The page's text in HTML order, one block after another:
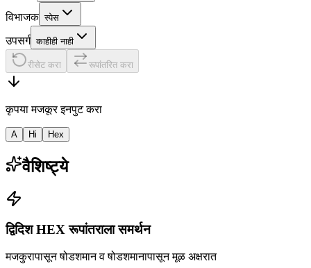
विभाजक स्पेस
उपसर्ग काहीही नाही
रीसेट करा रूपांतरित करा
कृपया मजकूर इनपुट करा
A Hi Hex
वैशिष्ट्ये
द्विदिश HEX रूपांतराला समर्थन
मजकुरापासून षोडशमान व षोडशमानापासून मूळ अक्षरात